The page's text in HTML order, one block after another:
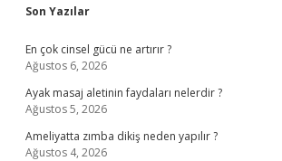
Sidebar
Son Yazılar
En çok cinsel gücü ne artırır ?
Ağustos 6, 2026
Ayak masaj aletinin faydaları nelerdir ?
Ağustos 5, 2026
Ameliyatta zımba dikiş neden yapılır ?
Ağustos 4, 2026